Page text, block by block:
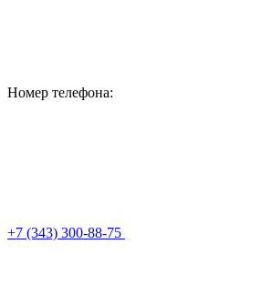
Номер телефона:
+7 (343) 300-88-75